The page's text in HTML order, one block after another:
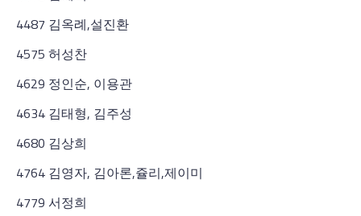
4487 김옥례,설진환
4575 허성찬
4629 정인순, 이용관
4634 김태형, 김주성
4680 김상희
4764 김영자, 김아론,쥴리,제이미
4779 서정희